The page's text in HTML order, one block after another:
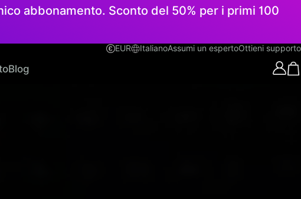
abbonamento. Sconto del 50% per i primi 100
EUR Italiano
Italiano Assumi un espertoOttieni supporto
Blog